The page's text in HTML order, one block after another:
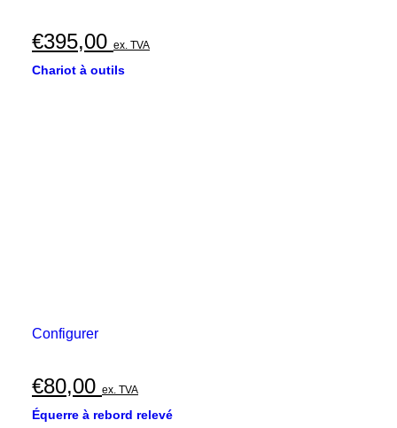
€395,00 ex. TVA
Chariot à outils
Configurer
€80,00 ex. TVA
Équerre à rebord relevé